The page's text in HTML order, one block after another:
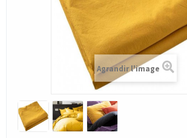
Agrandir l'image